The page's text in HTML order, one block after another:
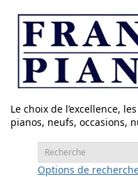
contenu
Le choix de l’excellence,
pianos, neufs, occasions,
Recherche
:
Options de